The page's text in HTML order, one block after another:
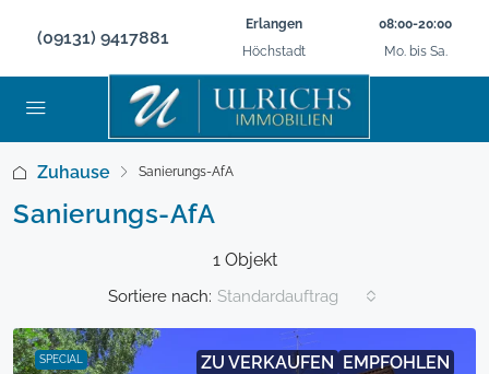
(09131) 9417881
Erlangen
Höchstadt
08:00-20:00
Mo. bis Sa.
Zuhause Sanierungs-AfA
Sanierungs-AfA
1 Objekt
Sortiere nach: Standardauftrag
SPECIAL ZU VERKAUFEN EMPFOHLEN